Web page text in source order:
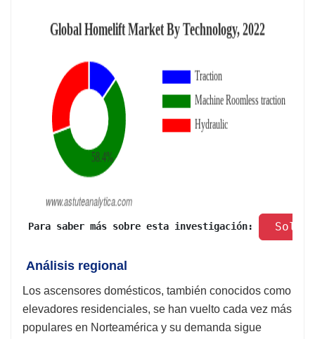
Para saber más sobre esta investigación:
Análisis regional
Los ascensores domésticos, también conocidos como
elevadores residenciales, se han vuelto cada vez más
populares en Norteamérica y su demanda sigue